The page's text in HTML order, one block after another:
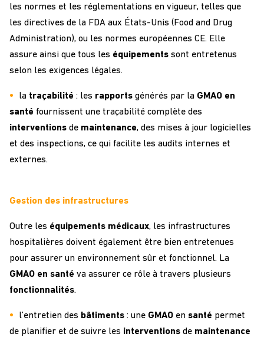
les normes et les réglementations en vigueur, telles que
les directives de la FDA aux États-Unis (Food and Drug
Administration), ou les normes européennes CE. Elle
assure ainsi que tous les équipements sont entretenus
selon les exigences légales.
la traçabilité : les rapports générés par la GMAO en
santé fournissent une traçabilité complète des
interventions de maintenance, des mises à jour logicielles
et des inspections, ce qui facilite les audits internes et
externes.
Gestion des infrastructures
Outre les équipements médicaux, les infrastructures
hospitalières doivent également être bien entretenues
pour assurer un environnement sûr et fonctionnel. La
GMAO en santé va assurer ce rôle à travers plusieurs
fonctionnalités.
l’entretien des bâtiments : une GMAO en santé permet
de planifier et de suivre les interventions de maintenance